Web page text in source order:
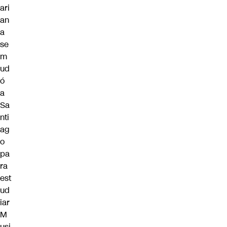
ari
an
a
se
m
ud
ó
a
Sa
nti
ag
o
pa
ra
est
ud
iar
M